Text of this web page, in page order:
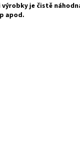
je čistě
apod.